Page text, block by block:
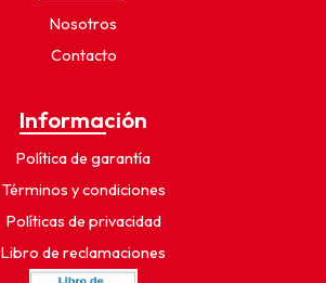
Nosotros
Contacto
Información
Política de garantía
Términos y condiciones
Políticas de privacidad
Libro de reclamaciones